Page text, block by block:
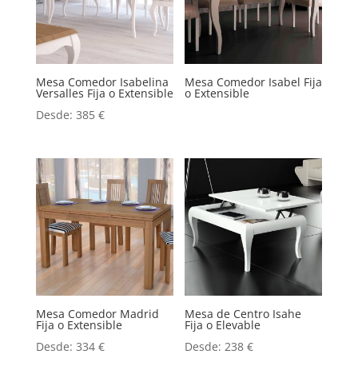
Mesa Comedor Isabelina
Versalles Fija o Extensible
Desde: 385 €
Mesa Comedor Isabel Fija
o Extensible
Mesa Comedor Madrid
Fija o Extensible
Desde: 334 €
Mesa de Centro Isahe
Fija o Elevable
Desde:238€